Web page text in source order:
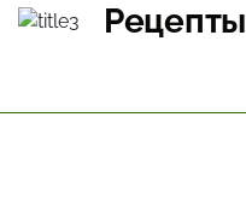
Рецепты